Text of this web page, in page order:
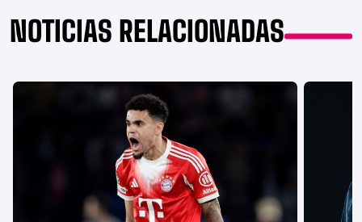
NOTICIAS RELACIONADAS